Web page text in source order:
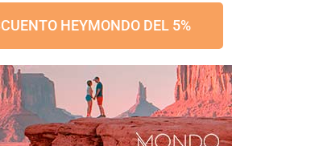
HEYMONDO DEL 5%